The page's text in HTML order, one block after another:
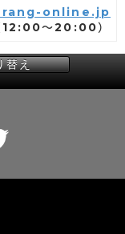
online.jp
～20:00）
替え